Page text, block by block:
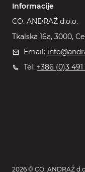
Informacije
CO. ANDRAŽ d.o.o.
Tkalska 16a, 3000,
Email:
Tel: +386 (0)3
2026 © CO. ANDRAŽ